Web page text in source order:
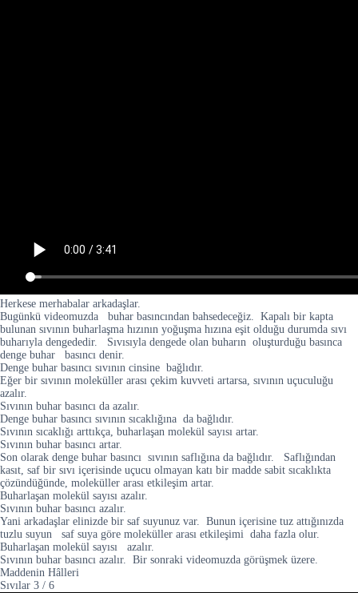
Herkese merhabalar arkadaşlar.
Bugünkü videomuzda buhar basıncından bahsedeceğiz. Kapalı bir kapta
bulunan sıvının buharlaşma hızının yoğuşma hızına eşit olduğu durumda sıvı
buharıyla dengededir. Sıvısıyla dengede olan buharın oluşturduğu basınca
denge buhar basıncı denir.
Denge buhar basıncı sıvının cinsine bağlıdır.
Eğer bir sıvının moleküller arası çekim kuvveti artarsa, sıvının uçuculuğu
azalır.
Sıvının buhar basıncı da azalır.
Denge buhar basıncı sıvının sıcaklığına da bağlıdır.
Sıvının sıcaklığı arttıkça, buharlaşan molekül sayısı artar.
Sıvının buhar basıncı artar.
Son olarak denge buhar basıncı sıvının saflığına da bağlıdır. Saflığından
kasıt, saf bir sıvı içerisinde uçucu olmayan katı bir madde sabit sıcaklıkta
çözündüğünde, moleküller arası etkileşim artar.
Buharlaşan molekül sayısı azalır.
Sıvının buhar basıncı azalır.
Yani arkadaşlar elinizde bir saf suyunuz var. Bunun içerisine tuz attığınızda
tuzlu suyun saf suya göre moleküller arası etkileşimi daha fazla olur.
Buharlaşan molekül sayısı azalır.
Sıvının buhar basıncı azalır. Bir sonraki videomuzda görüşmek üzere.
Maddenin Hâlleri
Sıvılar 3 / 6